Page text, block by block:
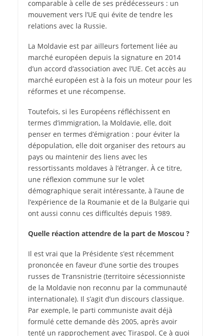
comparable à celle de ses prédécesseurs : un
mouvement vers l’UE qui évite de tendre les
relations avec la Russie.
La Moldavie est par ailleurs fortement liée au
marché européen depuis la signature en 2014
d’un accord d’association avec l’UE. Cet accès au
marché européen est à la fois un moteur pour les
réformes et une récompense.
Toutefois, si les Européens réfléchissent en
termes d’immigration, la Moldavie, elle, doit
penser en termes d’émigration : pour éviter la
dépopulation, elle doit organiser des retours au
pays ou maintenir des liens avec les
ressortissants moldaves à l’étranger. À ce titre,
une réflexion commune sur le volet
démographique serait intéressante, à l’aune de
l’expérience de la Roumanie et de la Bulgarie qui
ont aussi connu ces difficultés depuis 1989.
Quelle réaction attendre de la part de Moscou ?
Il est vrai que la Présidente s’est récemment
prononcée en faveur d’une sortie des troupes
russes de Transnistrie (territoire sécessionniste
de la Moldavie non reconnu par la communauté
internationale). Il s’agit d’un discours classique.
Par exemple, le parti communiste avait déjà
formulé cette demande dès 2005, après avoir
tenté un rapprochement avec Tiraspol. Ce à quoi